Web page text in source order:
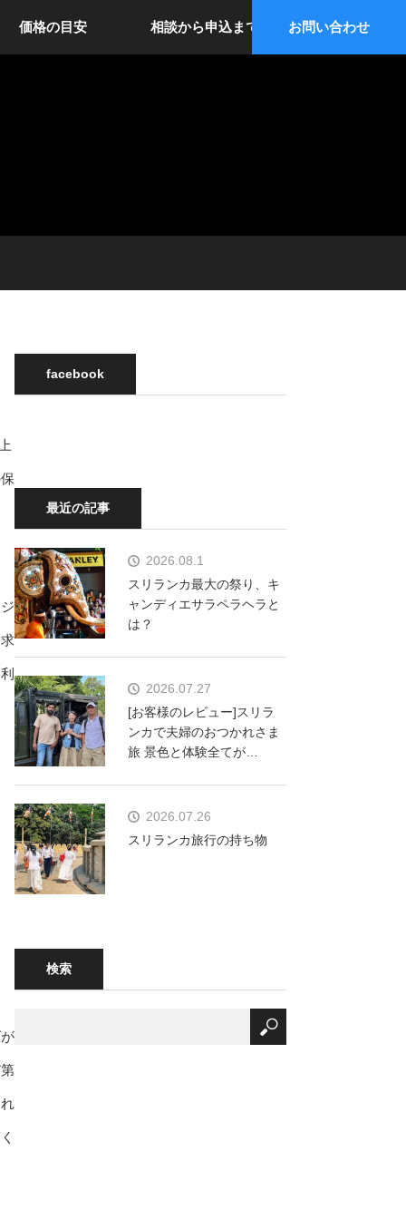
価格の目安 相談から申込まで お問い合わせ
facebook
最近の記事
2026.08.1
スリランカ最大の祭り、キ
ャンディエサラペラヘラと
は？
2026.07.27
[お客様のレビュー]スリラ
ンカで夫婦のおつかれさま
旅 景色と体験全てが…
2026.07.26
スリランカ旅行の持ち物
検索